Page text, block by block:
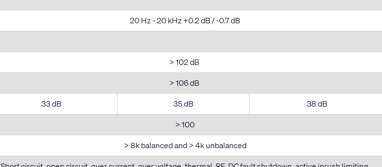
20 Hz - 20 kHz +0.2 dB / -0.7 dB
> 102 dB
> 106 dB
33 dB 35 dB
38 dB
> 100
> 8k balanced and > 4k unbalanced